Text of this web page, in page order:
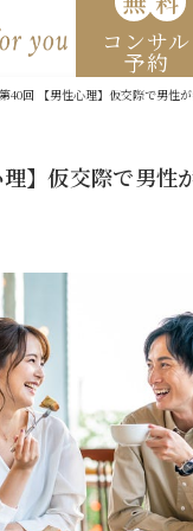
コンサル
予約
第40回 【男性心理】仮交際で男性
】仮交際で男性